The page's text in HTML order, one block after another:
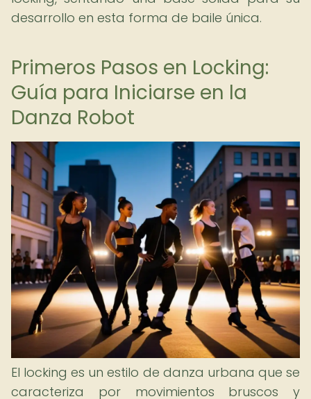
desarrollo en esta forma de baile única.
Primeros Pasos en Locking:
Guía para Iniciarse en la
Danza Robot
El locking es un estilo de danza urbana que se
caracteriza por movimientos bruscos y